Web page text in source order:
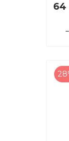
64
–